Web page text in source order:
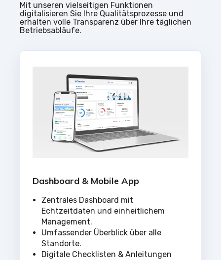
Mit unseren vielseitigen Funktionen
digitalisieren Sie Ihre Qualitätsprozesse und
erhalten volle Transparenz über Ihre täglichen
Betriebsabläufe.
Dashboard & Mobile App
Zentrales Dashboard mit
Echtzeitdaten und einheitlichem
Management.
Umfassender Überblick über alle
Standorte.
Digitale Checklisten & Anleitungen